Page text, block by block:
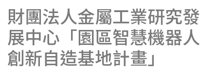
財團法人金屬工業研究發
展中心「園區智慧機器人
創新自造基地計畫」